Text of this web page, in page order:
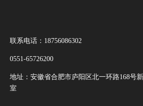
联系电话：18756086302
0551-65726200
地址：安徽省合肥市庐阳区北一环路168号
室